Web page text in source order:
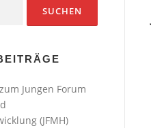
Jungen Forum
(JFMH)